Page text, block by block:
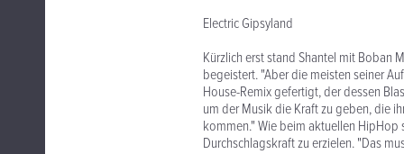
Electric Gipsyland
Kürzlich erst stand Shantel mit Boban
begeistert. "Aber die meisten seiner
House-Remix gefertigt, der dessen
um der Musik die Kraft zu geben, die
kommen." Wie beim aktuellen
Durchschlagskraft zu erzielen. "Das